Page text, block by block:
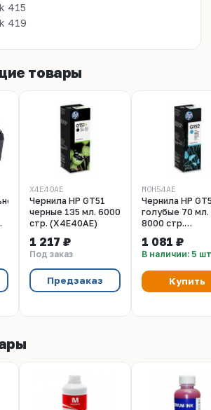
415
419
товары
X4E40AE
Чернила HP GT51
черные 135 мл. 6000
стр. (X4E40AE)
1 217 ₽
Под заказ
Предзаказ
M0H54AE
Чернила HP
голубые 70 мл.
8000 стр.
1 081 ₽
В наличии: 5 шт
Купить